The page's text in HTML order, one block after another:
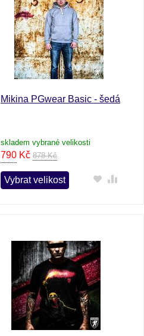
Mikina PGwear Basic - šedá
skladem vybrané velikosti
790Kč 878 Kč
Vybrat velikost